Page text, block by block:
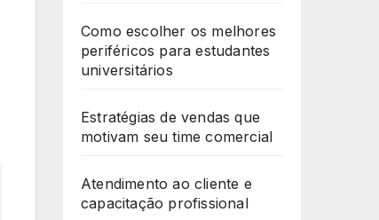
Como escolher os melhores
periféricos para estudantes
universitários
Estratégias de vendas que
motivam seu time comercial
Atendimento ao cliente e
capacitação profissional